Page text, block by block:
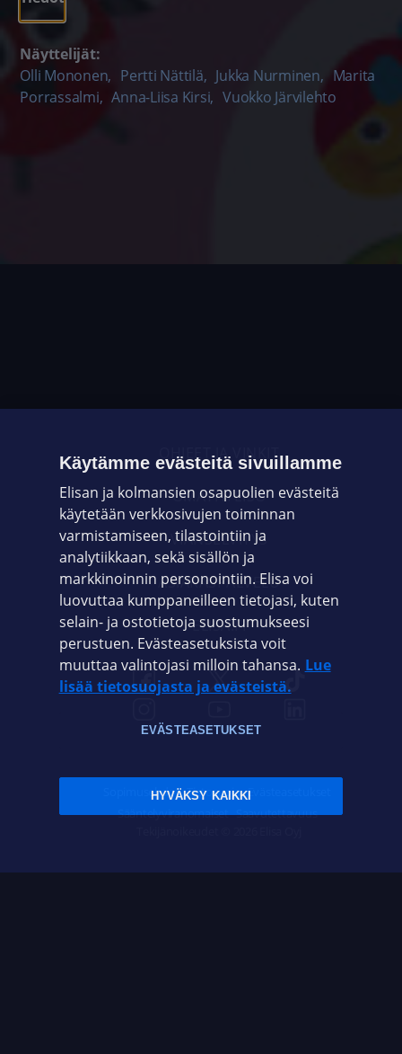
Näyttelijät:
Olli Mononen, Pertti Nättilä, Jukka Nurminen, Marita
Porrassalmi, Anna-Liisa Kirsi, Vuokko Järvilehto
OHJEET JA VINKIT
OMAYHTEISÖ
VIANSELVITYS
ASIAKASPALVELU
ELISA.FI
Sopimusehdot Tietosuoja Evästeasetukset
Sääntelyviranomaiset Saavutettavuus
Käytämme evästeitä sivuillamme
Elisan ja kolmansien osapuolien evästeitä
käytetään verkkosivujen toiminnan
varmistamiseen, tilastointiin ja
analytiikkaan, sekä sisällön ja
markkinoinnin personointiin. Elisa voi
luovuttaa kumppaneilleen tietojasi, kuten
selain- ja ostotietoja suostumukseesi
perustuen. Evästeasetuksista voit
muuttaa valintojasi milloin tahansa. Lue
lisää tietosuojasta ja evästeistä.
EVÄSTEASETUKSET
HYVÄKSY KAIKKI